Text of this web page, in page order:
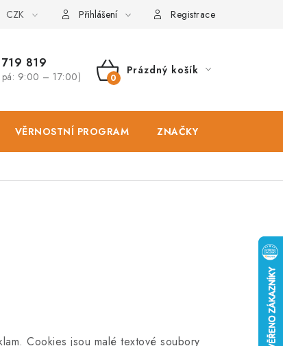
údajů Zásady použivání souboru cookies
CZK Přihlášení Registrace
819
9:00 – 17:00)
NÁKUPNÍ
Prázdný košík
VĚRNOSTNÍ PROGRAM ZNAČKY
Cookies jsou malé textové soubory